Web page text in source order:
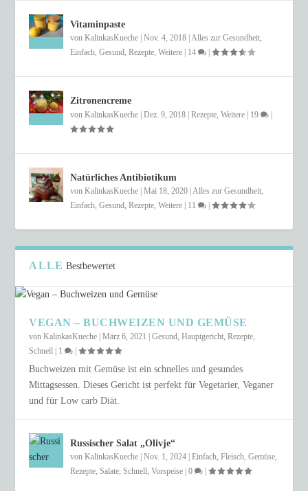
Vitaminpaste
vonKalinkasKueche |Nov. 4, 2018 |Alles zur Gesundheit,
Einfach,Gesund,Rezepte,Weitere 14 |
Zitronencreme
vonKalinkasKueche |Dez. 9, 2018 |Rezepte,Weitere 19
Natürliches Antibiotikum
vonKalinkasKueche |Mai 18, 2020 |Alles zur Gesundheit,
Einfach,Gesund,Rezepte,Weitere 11 |
ALLE Bestbewertet
VEGAN – BUCHWEIZEN UND GEMÜSE
vonKalinkasKueche |März 6, 2021 |Gesund,Hauptgericht,Rezepte,
Schnell
1 |
Buchweizen mit Gemüse ist ein schnelles und gesundes
Mittagsessen. Dieses Gericht ist perfekt für Vegetarier, Veganer
und für Low carb Diät.
Russischer Salat „Olivje“
vonKalinkasKueche |Nov. 1, 2024 |Einfach,Fleisch,Gemüse,
Rezepte,Salate,Schnell,Vorspeise |0 |